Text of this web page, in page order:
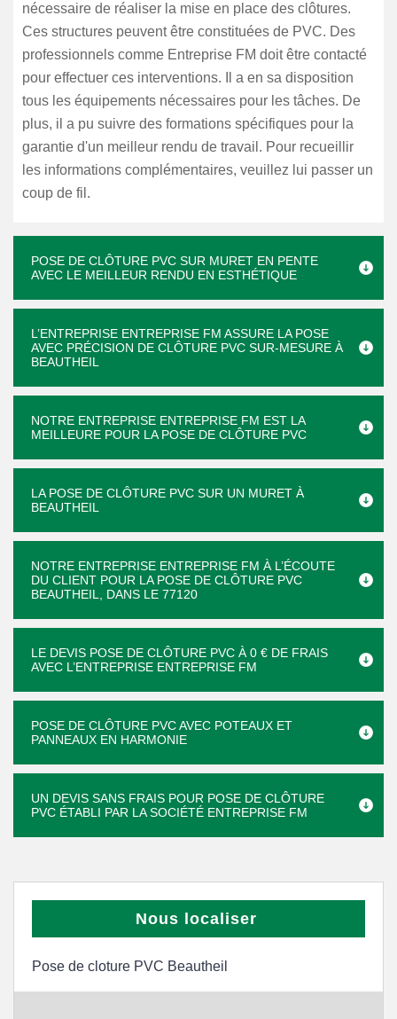
nécessaire de réaliser la mise en place des clôtures.
Ces structures peuvent être constituées de PVC. Des
professionnels comme Entreprise FM doit être contacté
pour effectuer ces interventions. Il a en sa disposition
tous les équipements nécessaires pour les tâches. De
plus, il a pu suivre des formations spécifiques pour la
garantie d'un meilleur rendu de travail. Pour recueillir
les informations complémentaires, veuillez lui passer un
coup de fil.
POSE DE CLÔTURE PVC SUR MURET EN PENTE
AVEC LE MEILLEUR RENDU EN ESTHÉTIQUE
L’ENTREPRISE ENTREPRISE FM ASSURE LA POSE
AVEC PRÉCISION DE CLÔTURE PVC SUR-MESURE À
BEAUTHEIL
NOTRE ENTREPRISE ENTREPRISE FM EST LA
MEILLEURE POUR LA POSE DE CLÔTURE PVC
LA POSE DE CLÔTURE PVC SUR UN MURET À
BEAUTHEIL
NOTRE ENTREPRISE ENTREPRISE FM À L’ÉCOUTE
DU CLIENT POUR LA POSE DE CLÔTURE PVC
BEAUTHEIL, DANS LE 77120
LE DEVIS POSE DE CLÔTURE PVC À 0 € DE FRAIS
AVEC L’ENTREPRISE ENTREPRISE FM
POSE DE CLÔTURE PVC AVEC POTEAUX ET
PANNEAUX EN HARMONIE
UN DEVIS SANS FRAIS POUR POSE DE CLÔTURE
PVC ÉTABLI PAR LA SOCIÉTÉ ENTREPRISE FM
Nous localiser
Pose de cloture PVC Beautheil